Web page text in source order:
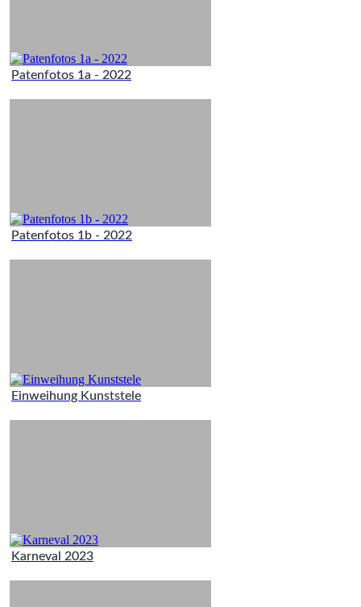
Patenfotos 1a - 2022
Patenfotos 1b - 2022
Einweihung Kunststele
Karneval 2023